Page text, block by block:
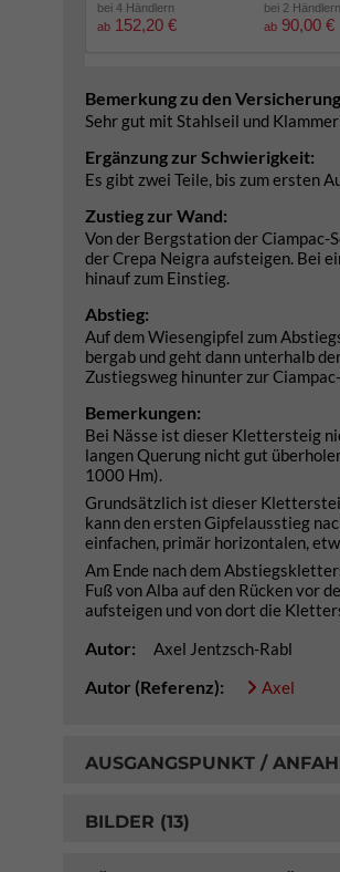
bei 4 Händlern
ab 152,20 €
bei 2 Händlern
ab 90,00 €
Bemerkung zu den
Sehr gut mit Stahlseil und
Ergänzung zur Schwierigkeit:
Es gibt zwei Teile, bis zum ersten
Zustieg zur Wand:
Von der Bergstation der Ciampac-
der Crepa Neigra aufsteigen. Bei
hinauf zum Einstieg.
Abstieg:
Auf dem Wiesengipfel zum
bergab und geht dann unterhalb
Zustiegsweg hinunter zur
Bemerkungen:
Bei Nässe ist dieser Klettersteig
langen Querung nicht gut
1000 Hm).
Grundsätzlich ist dieser
kann den ersten Gipfelausstieg
einfachen, primär horizontalen,
Am Ende nach dem
Fuß von Alba auf den Rücken vor
aufsteigen und von dort die
Autor: Axel Jentzsch-Rabl
Autor (Referenz): Axel
AUSGANGSPUNKT /
BILDER (13)